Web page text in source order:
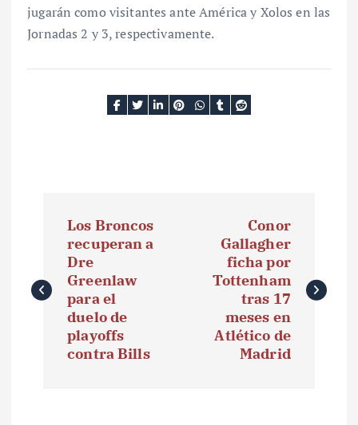
jugarán como visitantes ante América y Xolos en las
Jornadas 2 y 3, respectivamente.
v
e
Los Broncos
recuperan a
Dre
Greenlaw
para el
duelo de
playoffs
contra Bills
Conor
Gallagher
ficha por
Tottenham
tras 17
meses en
Atlético de
Madrid